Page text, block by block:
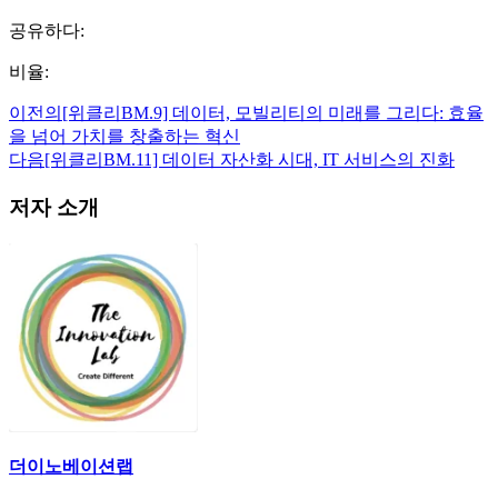
공유하다:
비율:
이전의 [위클리BM.9] 데이터, 모빌리티의 미래를 그리다: 효율
을 넘어 가치를 창출하는 혁신
다음[위클리BM.11] 데이터 자산화 시대, IT 서비스의 진화
저자 소개
더이노베이션랩